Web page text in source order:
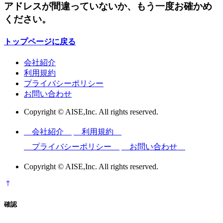
アドレスが間違っていないか、もう一度お確かめ
ください。
トップページに戻る
会社紹介
利用規約
プライバシーポリシー
お問い合わせ
Copyright © AISE,Inc. All rights reserved.
会社紹介
利用規約
プライバシーポリシー
お問い合わせ
Copyright © AISE,Inc. All rights reserved.
確認